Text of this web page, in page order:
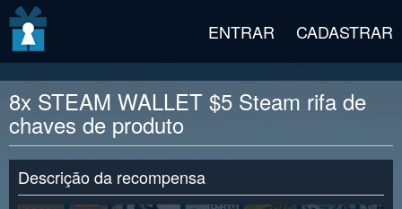
ENTRAR CADASTRAR
8x STEAM WALLET $5 Steam rifa de
chaves de produto
Descrição da recompensa